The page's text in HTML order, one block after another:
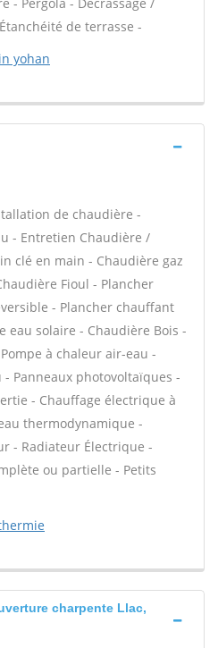
de terrasse -
yohan
de chaudière -
- Entretien Chaudière /
clé en main - Chaudière gaz
Fioul - Plancher
- Plancher chauffant
eau solaire - Chaudière Bois -
à chaleur air-eau -
Panneaux photovoltaïques -
- Chauffage électrique à
thermodynamique -
- Radiateur Électrique -
ou partielle - Petits
charpente Llac,